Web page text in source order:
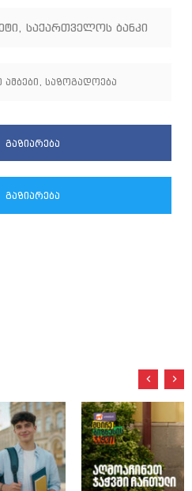
, საქართველოს ბანკი
ამბები , საზოგადოება
გაზიარება
გაზიარება